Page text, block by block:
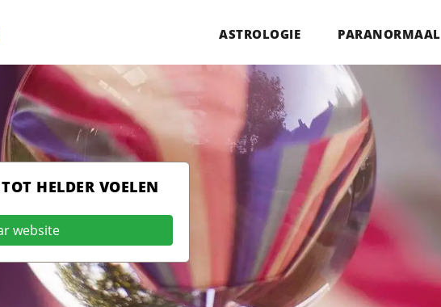
ASTROLOGIE PARANORMAAL
HELDER VOELEN
website